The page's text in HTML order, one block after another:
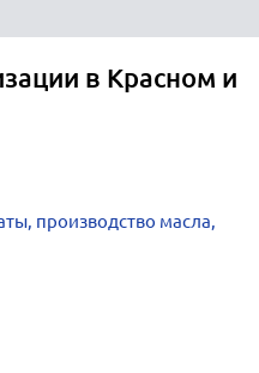
в Красном и
производство масла,